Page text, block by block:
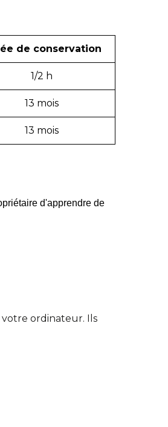
de conservation
1/2 h
13 mois
13 mois
votre ordinateur. Ils